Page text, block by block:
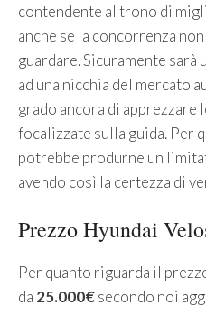
contendente al trono di
anche se la concorrenza
guardare. Sicuramente
ad una nicchia del mercato
grado ancora di
focalizzate sulla guida. Per
potrebbe produrne un
avendo così la certezza di
Prezzo Hyundai
Per quanto riguarda il
da 25.000€secondo noi